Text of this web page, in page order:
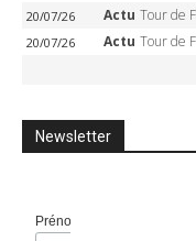
20/07/26 Actu Tour de France 2026 –
20/07/26 Actu Tour de France
Newsletter
Prénom